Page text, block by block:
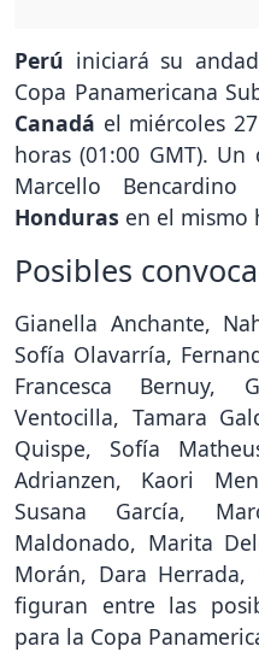
Perú iniciará su
Copa Panamericana
Canadá el miércoles
horas (01:00 GMT).
Marcello
Honduras en el mismo
Posibles
Gianella Anchante,
Sofía Olavarría,
Francesca Bernuy,
Ventocilla, Tamara
Quispe, Sofía
Adrianzen, Kaori
Susana García,
Maldonado, Marita
Morán, Dara Herrada,
figuran entre las
para la Copa